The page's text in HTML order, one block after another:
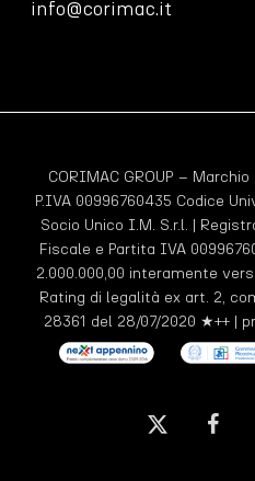
info@corimac.it
CORIMAC GROUP –
P.IVA 00996760435 Codice
Socio Unico I.M. S.r.l. |
Fiscale e Partita IVA
2.000.000,00 interamente
Rating di legalità ex art. 2,
28361 del 28/07/2020 ★++ |
x-